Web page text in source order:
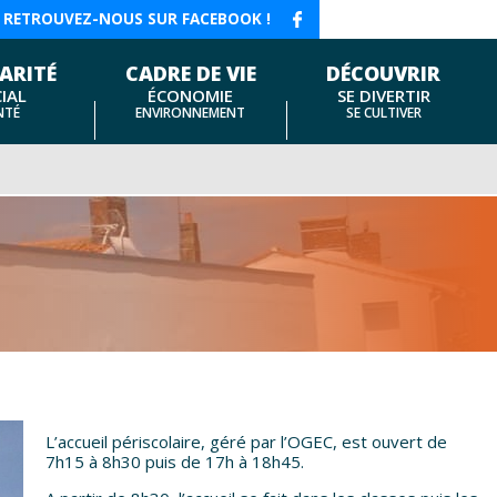
RETROUVEZ-NOUS SUR FACEBOOK !
CADRE DE VIE
ÉCONOMIE
ENVIRONNEMENT
DÉCOUVRIR
SE DIVERTIR
SE CULTIVER
L’accueil périscolaire, géré par l’OGEC, est ouvert de
7h15 à 8h30 puis de 17h à 18h45.